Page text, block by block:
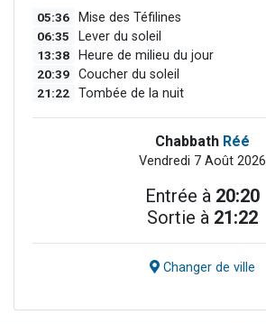
05:36 Mise des Téfilines
06:35 Lever du soleil
13:38 Heure de milieu du jour
20:39 Coucher du soleil
21:22 Tombée de la nuit
Chabbath Réé
Vendredi 7 Août 2026
Entrée à 20:20
Sortie à 21:22
Changer de ville